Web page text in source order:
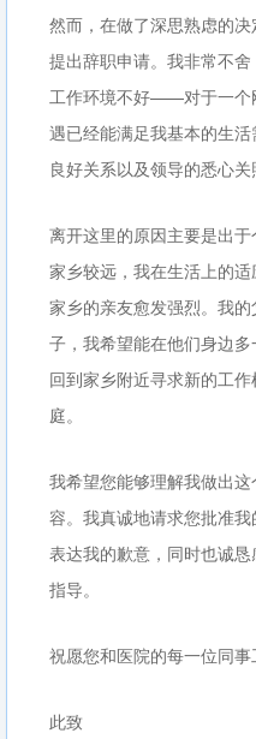
然而，在做了深思熟虑的
提出辞职申请。我非常不
工作环境不好——对于一个
遇已经能满足我基本的生
良好关系以及领导的悉心关
离开这里的原因主要是出
家乡较远，我在生活上的
家乡的亲友愈发强烈。我
子，我希望能在他们身边
回到家乡附近寻求新的工
庭。
我希望您能够理解我做出
容。我真诚地请求您批准
表达我的歉意，同时也诚
指导。
祝愿您和医院的每一位同事
此致